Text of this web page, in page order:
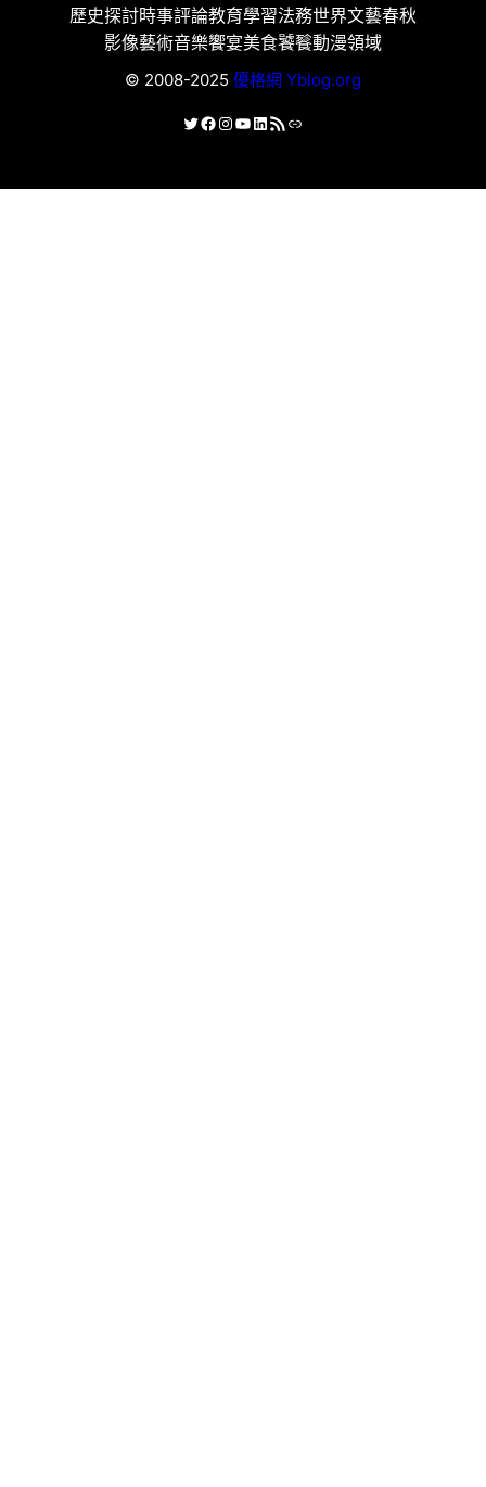
歷史探討時事評論教育學習法務世界文藝春秋
影像藝術音樂饗宴美食饕餮動漫領域
© 2008-2025 優格網 Yblog.org
X Facebook
Instagram
YouTube
LinkedIn
RSS 資訊提供連結